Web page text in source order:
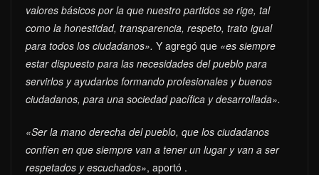
valores básicos por la que nuestro partidos se rige, tal
como la honestidad, transparencia, respeto, trato igual
para todos los ciudadanos». Y agregó que «es siempre
estar dispuesto para las necesidades del pueblo para
servirlos y ayudarlos formando profesionales y buenos
ciudadanos, para una sociedad pacífica y desarrollada».
«Ser la mano derecha del pueblo, que los ciudadanos
confíen en que siempre van a tener un lugar y van a ser
respetados y escuchados», aportó .